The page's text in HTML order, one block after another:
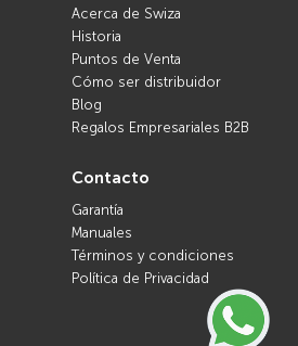
Acerca de Swiza
Historia
Puntos de Venta
Cómo ser distribuidor
Blog
Regalos Empresariales B2B
contacto
Garantía
Manuales
Términos y condiciones
Política de Privacidad